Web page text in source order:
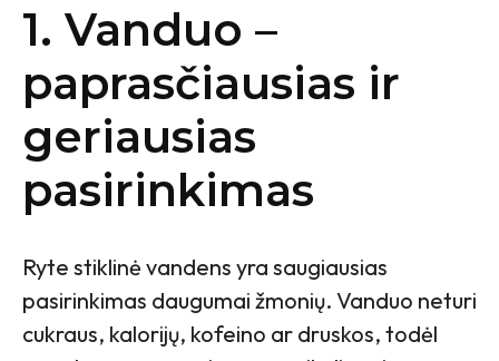
1. Vanduo –
paprasčiausias ir
geriausias
pasirinkimas
Ryte stiklinė vandens yra saugiausias
pasirinkimas daugumai žmonių. Vanduo neturi
cukraus, kalorijų, kofeino ar druskos, todėl